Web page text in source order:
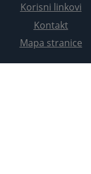
Korisni linkovi
Kontakt
Mapa stranice